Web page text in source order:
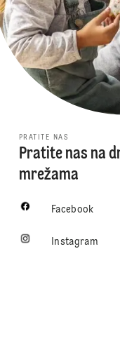
PRATITE NAS
Pratite nas na
mrežama
Facebook
Instagram